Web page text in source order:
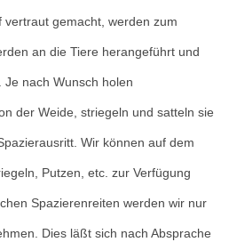
gemacht, werden zum
an die Tiere herangeführt und
nach Wunsch holen
der Weide, striegeln und satteln sie
Wir können auf dem
Putzen, etc. zur Verfügung
Spazierenreiten werden wir nur
Dies läßt sich nach Absprache